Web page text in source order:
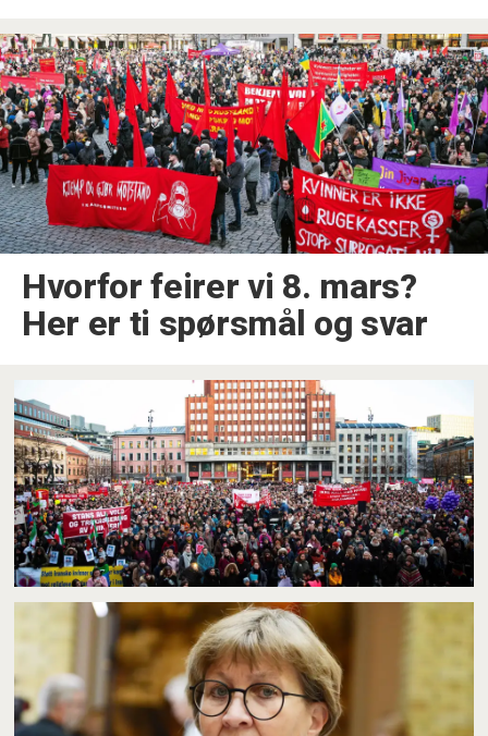
Hvorfor feirer vi 8. mars?
Her er ti spørsmål og svar